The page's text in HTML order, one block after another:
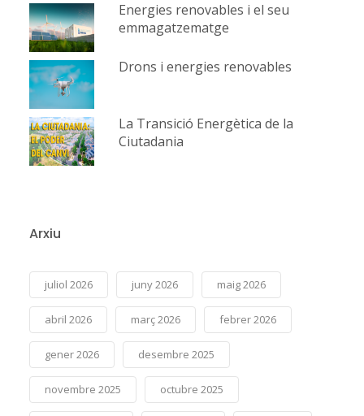
Energies renovables i el seu
emmagatzematge
Drons i energies renovables
La Transició Energètica de la
Ciutadania
Arxiu
juliol 2026 juny 2026 maig 2026
abril 2026 març 2026 febrer 2026
gener 2026 desembre 2025
novembre 2025 octubre 2025